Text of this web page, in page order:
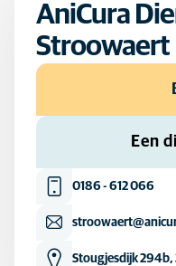
AniCura
Stroowaert
Een
0186 - 612 066
Stougjesdijk 294b,